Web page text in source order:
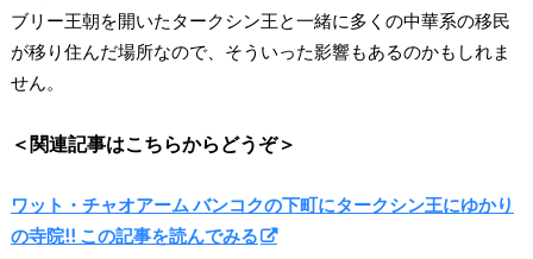
ブリー王朝を開いたタークシン王と一緒に多くの中華系の移民
が移り住んだ場所なので、そういった影響もあるのかもしれま
せん。
＜関連記事はこちらからどうぞ＞
ワット・チャオアーム バンコクの下町にタークシン王にゆかり
の寺院!! この記事を読んでみる